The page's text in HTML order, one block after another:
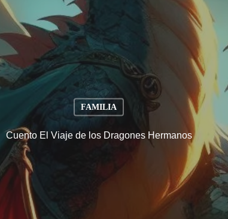
FAMILIA
Cuento El Viaje de los Dragones Hermanos